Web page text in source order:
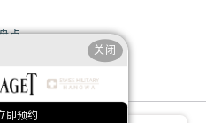
点
锦
关闭
即预约